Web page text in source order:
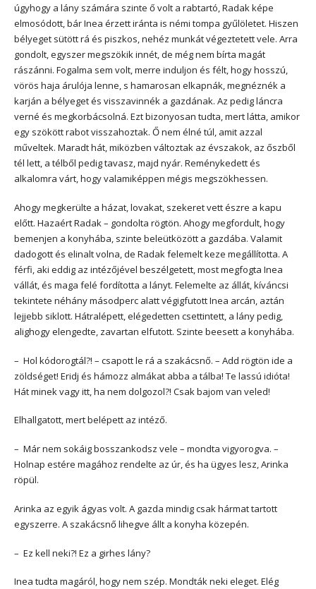
úgyhogy a lány számára szinte ő volt a rabtartó, Radak képe
elmosódott, bár Inea érzett iránta is némi tompa gyűlöletet. Hiszen
bélyeget sütött rá és piszkos, nehéz munkát végeztetett vele. Arra
gondolt, egyszer megszökik innét, de még nem bírta magát
rászánni. Fogalma sem volt, merre induljon és félt, hogy hosszú,
vörös haja árulója lenne, s hamarosan elkapnák, megnéznék a
karján a bélyeget és visszavinnék a gazdának. Az pedig láncra
verné és megkorbácsolná. Ezt bizonyosan tudta, mert látta, amikor
egy szökött rabot visszahoztak. Ő nem élné túl, amit azzal
műveltek. Maradt hát, miközben változtak az évszakok, az őszből
tél lett, a télből pedig tavasz, majd nyár. Reménykedett és
alkalomra várt, hogy valamiképpen mégis megszökhessen.
Ahogy megkerülte a házat, lovakat, szekeret vett észre a kapu
előtt. Hazaért Radak – gondolta rögtön. Ahogy megfordult, hogy
bemenjen a konyhába, szinte beleütközött a gazdába. Valamit
dadogott és elinalt volna, de Radak felemelt keze megállította. A
férfi, aki eddig az intézőjével beszélgetett, most megfogta Inea
vállát, és maga felé fordította a lányt. Felemelte az állát, kíváncsi
tekintete néhány másodperc alatt végigfutott Inea arcán, aztán
lejjebb siklott. Hátralépett, elégedetten csettintett, a lány pedig,
alighogy elengedte, zavartan elfutott. Szinte beesett a konyhába.
– Hol kódorogtál?! – csapott le rá a szakácsnő. – Add rögtön ide a
zöldséget! Eridj és hámozz almákat abba a tálba! Te lassú idióta!
Hát minek vagy itt, ha nem dolgozol?! Csak bajom van veled!
Elhallgatott, mert belépett az intéző.
– Már nem sokáig bosszankodsz vele – mondta vigyorogva. –
Holnap estére magához rendelte az úr, és ha ügyes lesz, Arinka
röpül.
Arinka az egyik ágyas volt. A gazda mindig csak hármat tartott
egyszerre. A szakácsnő lihegve állt a konyha közepén.
– Ez kell neki?! Ez a girhes lány?
Inea tudta magáról, hogy nem szép. Mondták neki eleget. Elég